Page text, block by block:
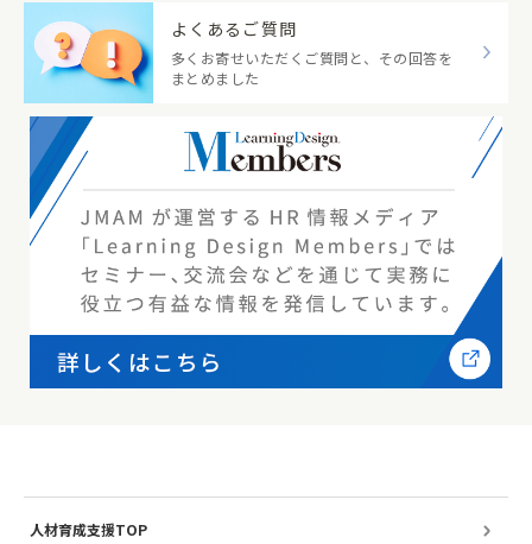
よくあるご質問
多くお寄せいただくご質問と、その回答を
まとめました
人材育成支援TOP